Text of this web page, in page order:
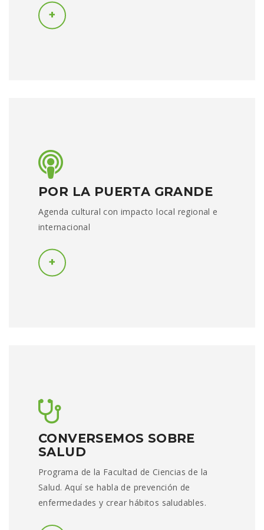
POR LA PUERTA GRANDE
Agenda cultural con impacto local regional e
internacional
CONVERSEMOS SOBRE
SALUD
Programa de la Facultad de Ciencias de la
Salud. Aquí se habla de prevención de
enfermedades y crear hábitos saludables.